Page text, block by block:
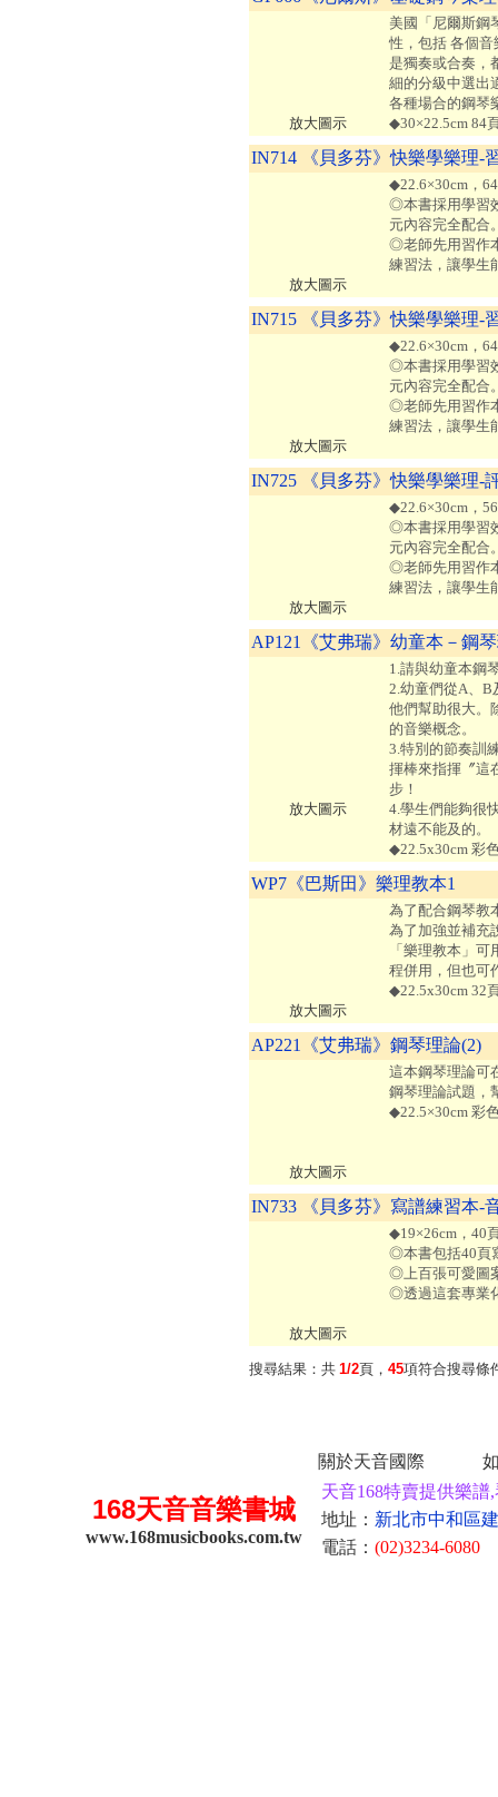
放大圖示
美國「尼爾斯鋼
性，包括 各個
是獨奏或合奏，
細的分級中選出
各種場合的鋼琴
◆30×22.5cm 84
IN714 《貝多芬》快樂學樂理-
放大圖示
◆22.6×30cm，
◎本書採用學習
元內容完全配合
◎老師先用習作
練習法，讓學生
IN715 《貝多芬》快樂學樂理-
放大圖示
◆22.6×30cm，
◎本書採用學習
元內容完全配合
◎老師先用習作
練習法，讓學生
IN725 《貝多芬》快樂學樂理-
放大圖示
◆22.6×30cm，
◎本書採用學習
元內容完全配合
◎老師先用習作
練習法，讓學生
AP121《艾弗瑞》幼童本－鋼
放大圖示
1.請與幼童本鋼
2.幼童們從A、B
他們幫助很大。
的音樂概念。
3.特別的節奏訓
揮棒來指揮〞這
步！
4.學生們能夠很
材遠不能及的。
◆22.5x30cm 彩
WP7《巴斯田》樂理教本1
放大圖示
為了配合鋼琴教
為了加強並補充
「樂理教本」
程併用，但也可
◆22.5x30cm 32
AP221《艾弗瑞》鋼琴理論(2)
放大圖示
這本鋼琴理論可
鋼琴理論試題，
◆22.5×30cm 彩
IN733 《貝多芬》寫譜練習本-
放大圖示
◆19×26cm，40
◎本書包括40頁
◎上百張可愛圖
◎透過這套專業
搜尋結果：共 1/2頁， 45項符合搜尋條
關於天音國際
168天音音樂書城
www.168musicbooks.com.tw
天音168特賣提供樂
地址： 新北市中和區
電話： (02)3234-6080